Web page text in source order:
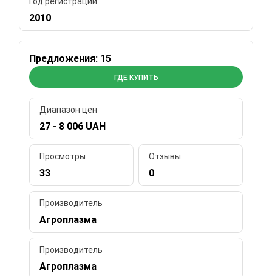
2010
Предложения: 15
ГДЕ КУПИТЬ
Диапазон цен
27 - 8 006 UAH
Просмотры
33
Отзывы
0
Производитель
Агроплазма
Производитель
Агроплазма